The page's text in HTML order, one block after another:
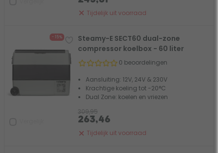
Tijdelijk uit voorraad
- 15%
Steamy-E SECT60 dual-zone
compressor koelbox - 60 liter
0 beoordelingen
Aansluiting: 12V, 24V & 230V
Krachtige koeling tot -20°C
Dual Zone: koelen en vriezen
Tijdelijk uit voorraad
309,95
263,46